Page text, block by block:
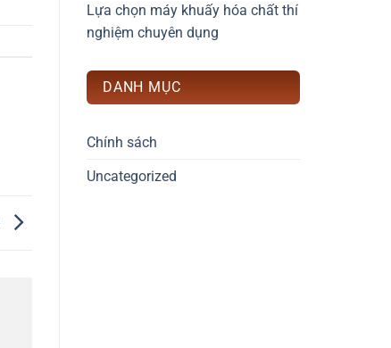
Lựa chọn máy khuấy hóa chất thí
nghiệm chuyên dụng
DANH MỤC
Chính sách
Uncategorized